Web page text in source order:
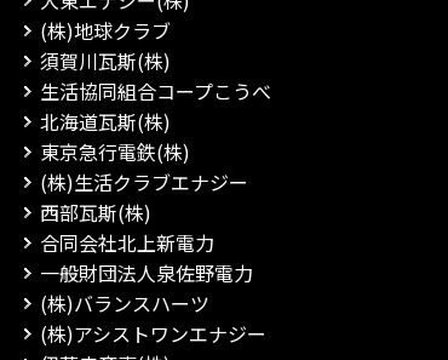
(株)地球クラブ
須賀川瓦斯(株)
生活協同組合コープこうべ
北海道瓦斯(株)
東京急行電鉄(株)
(株)生活クラブエナジー
西部瓦斯(株)
合同会社北上新電力
一般財団法人泉佐野電力
(株)バランスハーツ
(株)アシストワンエナジー